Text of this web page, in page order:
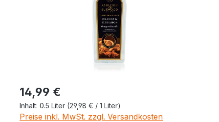
Regulärer Preis:
14,99 €
Inhalt: 0.5 Liter (29,98 € / 1 Liter)
Preise inkl. MwSt. zzgl. Versandkosten